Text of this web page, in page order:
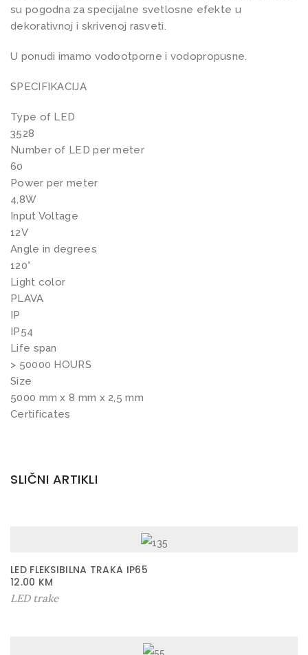
3
5
6
S
M
D
/
m
k
o
i
č
i
n
a
su pogodna za specijalne svetlosne efekte u
dekorativnoj i skrivenoj rasveti.
U ponudi imamo vodootporne i vodopropusne.
SPECIFIKACIJA
Type of LED
3528
Number of LED per meter
60
Power per meter
4,8W
Input Voltage
12V
Angle in degrees
120°
Light color
PLAVA
IP
IP54
Life span
> 50000 HOURS
Size
5000 mm x 8 mm x 2,5 mm
Certificates
SLIČNI ARTIKLI
LED FLEKSIBILNA TRAKA IP65
12.00 KM
LED trake